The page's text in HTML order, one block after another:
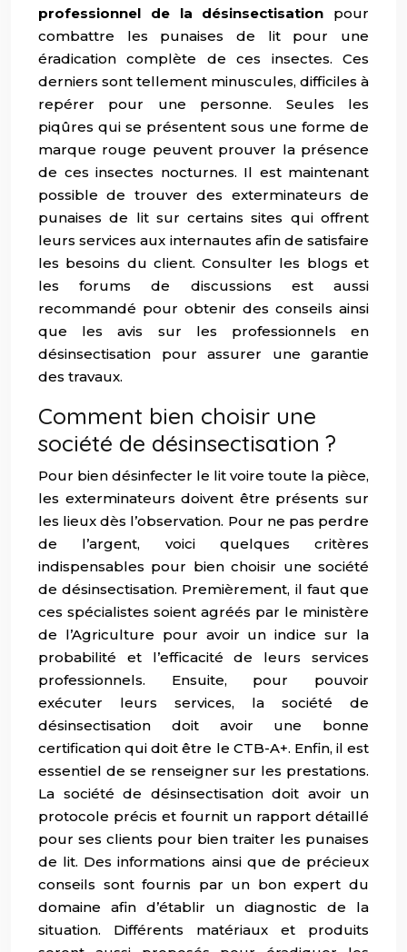
professionnel de la désinsectisation pour
combattre les punaises de lit pour une
éradication complète de ces insectes. Ces
derniers sont tellement minuscules, difficiles à
repérer pour une personne. Seules les
piqûres qui se présentent sous une forme de
marque rouge peuvent prouver la présence
de ces insectes nocturnes. Il est maintenant
possible de trouver des exterminateurs de
punaises de lit sur certains sites qui offrent
leurs services aux internautes afin de satisfaire
les besoins du client. Consulter les blogs et
les forums de discussions est aussi
recommandé pour obtenir des conseils ainsi
que les avis sur les professionnels en
désinsectisation pour assurer une garantie
des travaux.
Comment bien choisir une
société de désinsectisation ?
Pour bien désinfecter le lit voire toute la pièce,
les exterminateurs doivent être présents sur
les lieux dès l’observation. Pour ne pas perdre
de l’argent, voici quelques critères
indispensables pour bien choisir une société
de désinsectisation. Premièrement, il faut que
ces spécialistes soient agréés par le ministère
de l’Agriculture pour avoir un indice sur la
probabilité et l’efficacité de leurs services
professionnels. Ensuite, pour pouvoir
exécuter leurs services, la société de
désinsectisation doit avoir une bonne
certification qui doit être le CTB-A+. Enfin, il est
essentiel de se renseigner sur les prestations.
La société de désinsectisation doit avoir un
protocole précis et fournit un rapport détaillé
pour ses clients pour bien traiter les punaises
de lit. Des informations ainsi que de précieux
conseils sont fournis par un bon expert du
domaine afin d’établir un diagnostic de la
situation. Différents matériaux et produits